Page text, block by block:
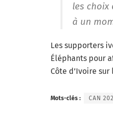
les choix
à un
Les supporters
Éléphants pour
Côte d’Ivoire
Mots-clés : CAN